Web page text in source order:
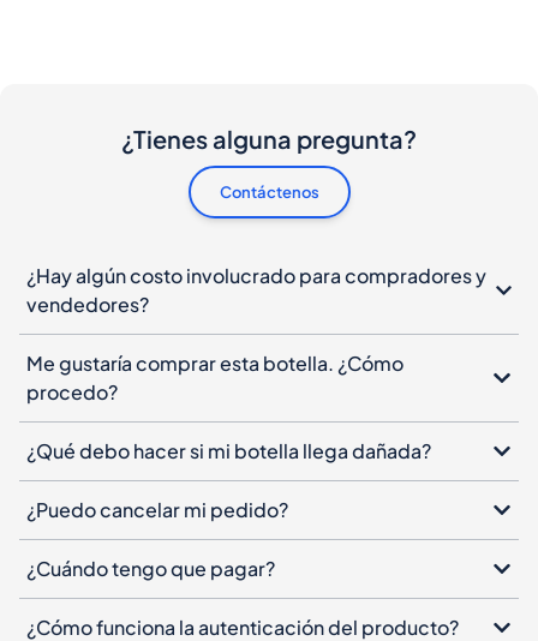
¿Tienes alguna pregunta?
Contáctenos
¿Hay algún costo involucrado para compradores y
vendedores?
Me gustaría comprar esta botella. ¿Cómo
procedo?
¿Qué debo hacer si mi botella llega dañada?
¿Puedo cancelar mi pedido?
¿Cuándo tengo que pagar?
¿Cómo funciona la autenticación del producto?